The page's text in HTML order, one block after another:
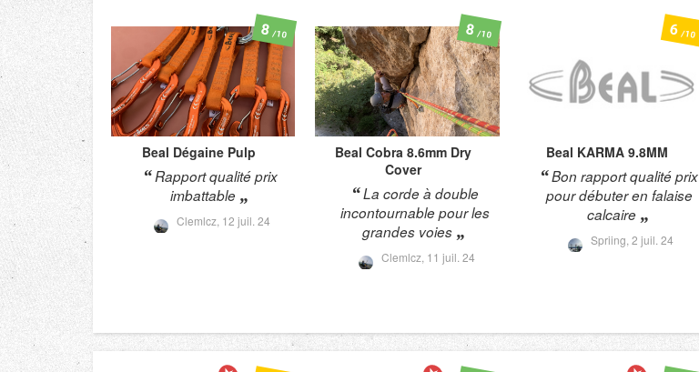
Beal Dégaine Pulp
Rapport qualité prix
imbattable
Clemlcz, 12 juil. 24
8/10
Beal Cobra 8.6mm Dry
Cover
La corde à double
incontournable pour les
grandes voies
Clemlcz, 11 juil. 24
8/10
Beal KARMA 9.8MM
Bon rapport qualité prix
pour débuter en falaise
calcaire
Spriing,2 juil. 24
6/10